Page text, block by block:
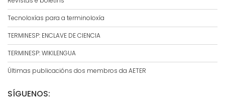
Tecnoloxías para a terminoloxía
TERMINESP: ENCLAVE DE CIENCIA
TERMINESP: WIKILENGUA
Últimas publicacións dos membros da AETER
SÍGUENOS: